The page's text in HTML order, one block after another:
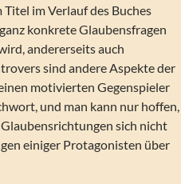
im Verlauf des Buches
konkrete Glaubensfragen
andererseits auch
sind andere Aspekte der
motivierten Gegenspieler
und man kann nur hoffen,
sich nicht
einiger Protagonisten über